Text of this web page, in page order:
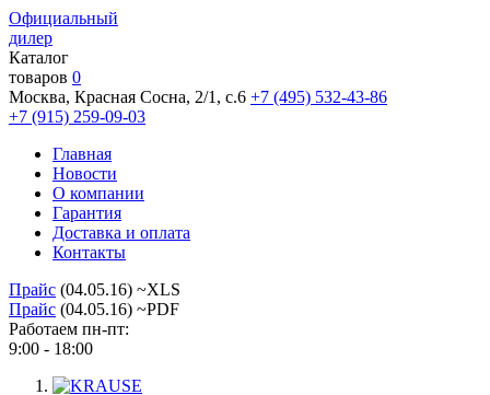
Официальный
дилер
Каталог
товаров 0
Москва, Красная Сосна, 2/1, с.6 +7 (495) 532-43-86
+7 (915) 259-09-03
Главная
Новости
О компании
Гарантия
Доставка и оплата
Контакты
Прайс (04.05.16) ~XLS
Прайс (04.05.16) ~PDF
Работаем пн-пт:
9:00 - 18:00